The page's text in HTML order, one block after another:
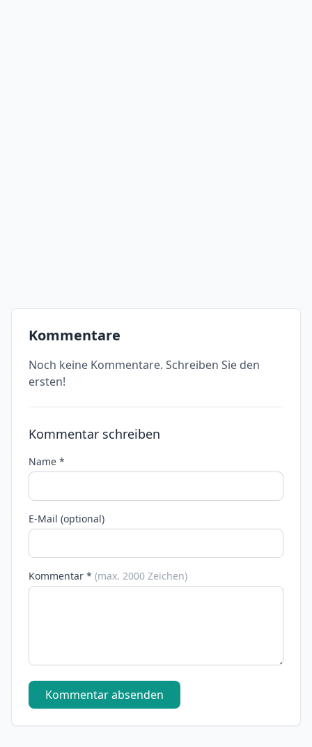
Kommentare
Noch keine Kommentare. Schreiben Sie den
ersten!
Kommentar schreiben
Name *
E-Mail (optional)
Kommentar * (max. 2000 Zeichen)
Kommentar absenden